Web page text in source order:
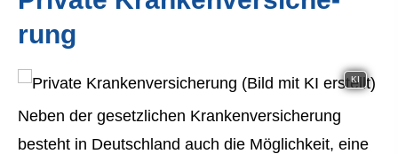
rung
KI
Neben der gesetzlichen Kranken­ver­si­che­rung
besteht in Deutschland auch die Möglichkeit, eine